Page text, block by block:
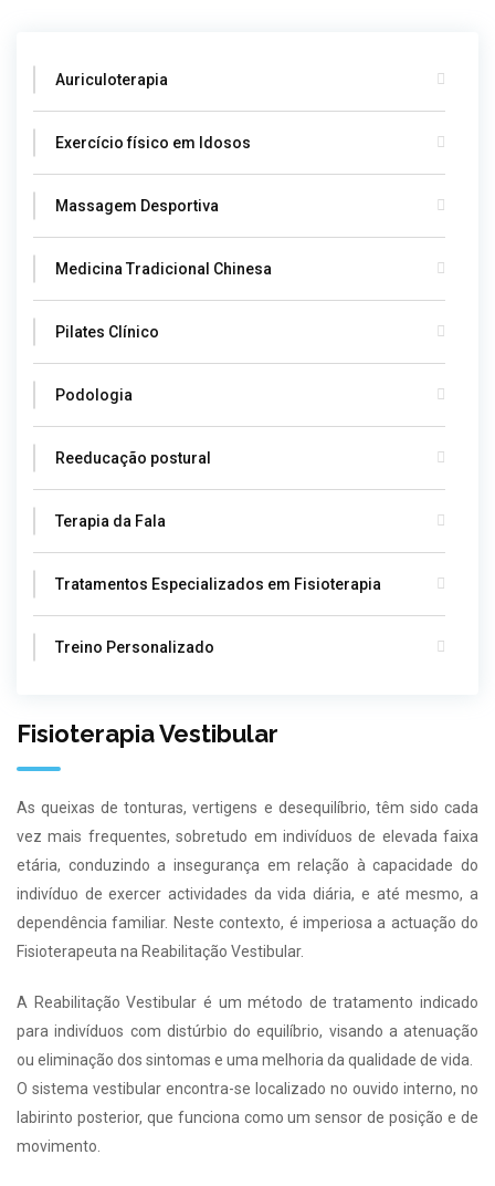
Auriculoterapia
Exercício físico em Idosos
Massagem Desportiva
Medicina Tradicional Chinesa
Pilates Clínico
Podologia
Reeducação postural
Terapia da Fala
Tratamentos Especializados em Fisioterapia
Treino Personalizado
Fisioterapia Vestibular
As queixas de tonturas, vertigens e desequilíbrio, têm sido cada
vez mais frequentes, sobretudo em indivíduos de elevada faixa
etária, conduzindo a insegurança em relação à capacidade do
indivíduo de exercer actividades da vida diária, e até mesmo, a
dependência familiar. Neste contexto, é imperiosa a actuação do
Fisioterapeuta na Reabilitação Vestibular.
A Reabilitação Vestibular é um método de tratamento indicado
para indivíduos com distúrbio do equilíbrio, visando a atenuação
ou eliminação dos sintomas e uma melhoria da qualidade de vida.
O sistema vestibular encontra-se localizado no ouvido interno, no
labirinto posterior, que funciona como um sensor de posição e de
movimento.